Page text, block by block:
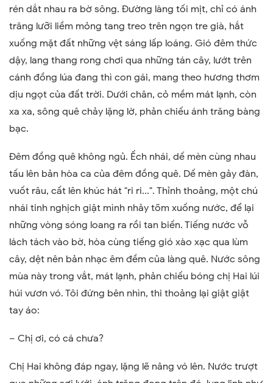
rén dắt nhau ra bờ sông. Đường làng tối mịt, chỉ có ánh
trăng lưỡi liềm mỏng tang treo trên ngọn tre già, hắt
xuống mặt đất những vệt sáng lấp loáng. Gió đêm thức
dậy, lang thang rong chơi qua những tán cây, lướt trên
cánh đồng lúa đang thì con gái, mang theo hương thơm
dịu ngọt của đất trời. Dưới chân, cỏ mềm mát lạnh, còn
xa xa, sông quê chảy lặng lờ, phản chiếu ánh trăng bàng
bạc.
Đêm đồng quê không ngủ. Ếch nhái, dế mèn cùng nhau
tấu lên bản hòa ca của đêm đồng quê. Dế mèn gảy đàn,
vuốt râu, cất lên khúc hát "ri ri...". Thỉnh thoảng, một chú
nhái tinh nghịch giật mình nhảy tõm xuống nước, để lại
những vòng sóng loang ra rồi tan biến. Tiếng nước vỗ
lách tách vào bờ, hòa cùng tiếng gió xào xạc qua lùm
cây, dệt nên bản nhạc êm đềm của làng quê. Nước sông
mùa này trong vắt, mát lạnh, phản chiếu bóng chị Hai lúi
húi vươn vó. Tôi đứng bên nhìn, thi thoảng lại giật giật
tay áo:
– Chị ơi, có cá chưa?
Chị Hai không đáp ngay, lặng lẽ nâng vó lên. Nước trượt